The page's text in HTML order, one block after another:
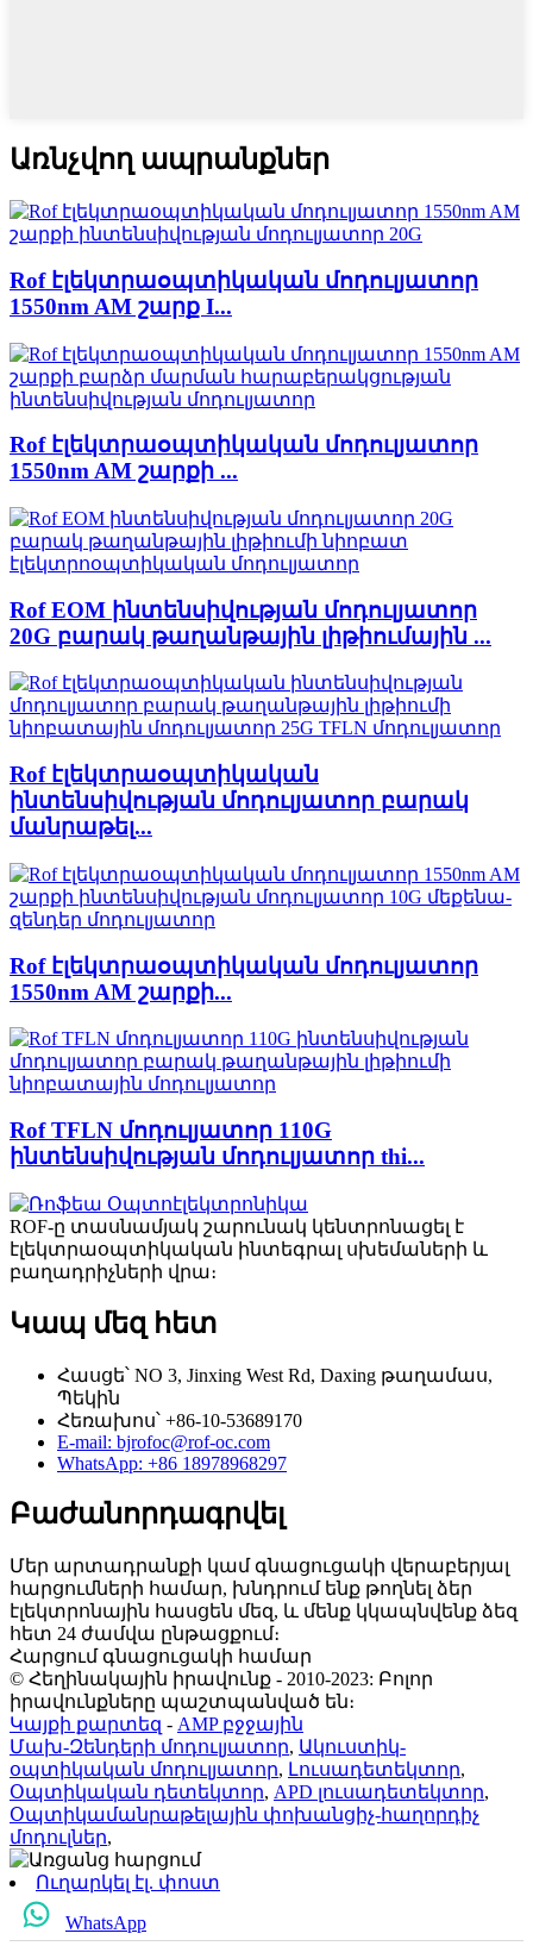
Առնչվող ապրանքներ
Rof էլեկտրաօպտիկական մոդուլյատոր
1550nm AM շարք I...
Rof էլեկտրաօպտիկական մոդուլյատոր
1550nm AM շարքի ...
Rof EOM ինտենսիվության մոդուլյատոր
20G բարակ թաղանթային լիթիումային ...
Rof էլեկտրաօպտիկական
ինտենսիվության մոդուլյատոր բարակ
մանրաթել...
Rof էլեկտրաօպտիկական մոդուլյատոր
1550nm AM շարքի...
Rof TFLN մոդուլյատոր 110G
ինտենսիվության մոդուլյատոր thi...
ROF-ը տասնամյակ շարունակ կենտրոնացել է
էլեկտրաօպտիկական ինտեգրալ սխեմաների և
բաղադրիչների վրա։
Կապ մեզ հետ
Հասցե՝ NO 3, Jinxing West Rd, Daxing թաղամաս,
Պեկին
Հեռախոս՝ +86-10-53689170
E-mail: bjrofoc@rof-oc.com
WhatsApp: +86 18978968297
Բաժանորդագրվել
Մեր արտադրանքի կամ գնացուցակի վերաբերյալ
հարցումների համար, խնդրում ենք թողնել ձեր
էլեկտրոնային հասցեն մեզ, և մենք կկապնվենք ձեզ
հետ 24 ժամվա ընթացքում։
Հարցում գնացուցակի համար
© Հեղինակային իրավունք - 2010-2023: Բոլոր
իրավունքները պաշտպանված են։
Կայքի քարտեզ - AMP բջջային
Մախ-Զենդերի մոդուլյատոր, Ակուստիկ-
օպտիկական մոդուլյատոր, Լուսադետեկտոր,
Օպտիկական դետեկտոր, APD լուսադետեկտոր,
Օպտիկամանրաթելային փոխանցիչ-հաղորդիչ
մոդուլներ,
Ուղարկել էլ. փոստ
WhatsApp